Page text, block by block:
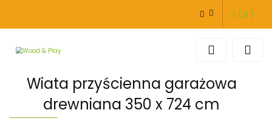
ZALOGUJ SIĘ
DODAJ ZGŁOSZENIE
( 0 )
Wiata przyścienna garażowa
drewniana 350 x 724 cm